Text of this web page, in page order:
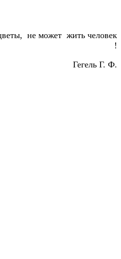
не может жить человек
!
Гегель Г. Ф.